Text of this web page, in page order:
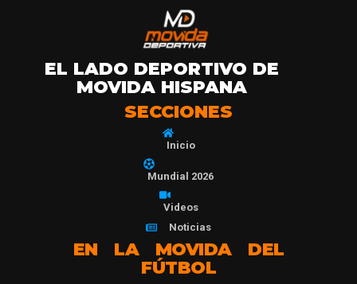
EL LADO DEPORTIVO DE
MOVIDA HISPANA
SECCIONES
Inicio
Mundial 2026
Videos
Noticias
EN LA MOVIDA DEL
FÚTBOL